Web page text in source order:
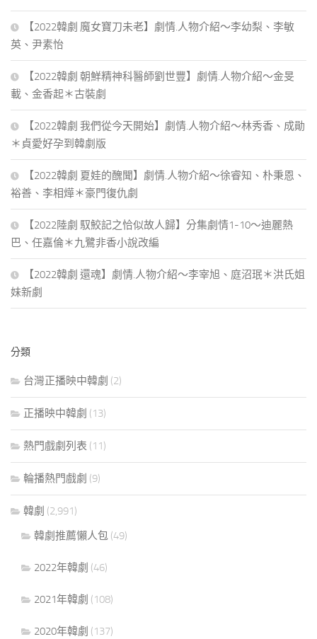
【2022韓劇 魔女寶刀未老】劇情.人物介紹～李幼梨、李敏
英、尹素怡
【2022韓劇 朝鮮精神科醫師劉世豐】劇情.人物介紹～金旻
載、金香起＊古裝劇
【2022韓劇 我們從今天開始】劇情.人物介紹～林秀香、成勛
＊貞愛好孕到韓劇版
【2022韓劇 夏娃的醜聞】劇情.人物介紹～徐睿知、朴秉恩、
裕善、李相燁＊豪門復仇劇
【2022陸劇 馭鮫記之恰似故人歸】分集劇情1-10～迪麗熱
巴、任嘉倫＊九鷺非香小說改編
【2022韓劇 還魂】劇情.人物介紹～李宰旭、庭沼珉＊洪氏姐
妹新劇
分類
台灣正播映中韓劇 (2)
正播映中韓劇 (13)
熱門戲劇列表 (11)
輪播熱門戲劇 (9)
韓劇 (2,991)
韓劇推薦懶人包 (49)
2022年韓劇 (46)
2021年韓劇 (108)
2020年韓劇 (137)